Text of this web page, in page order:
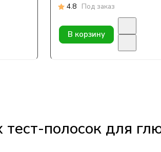
4.8 Под заказ
В корзину
полосок для